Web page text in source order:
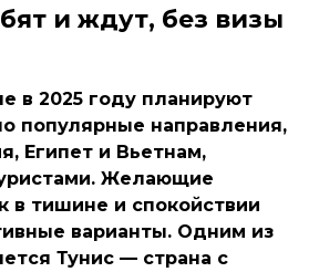
и ждут, без визы
в 2025 году планируют
популярные направления,
Египет и Вьетнам,
Желающие
в тишине и спокойствии
варианты. Одним из
Тунис — страна с